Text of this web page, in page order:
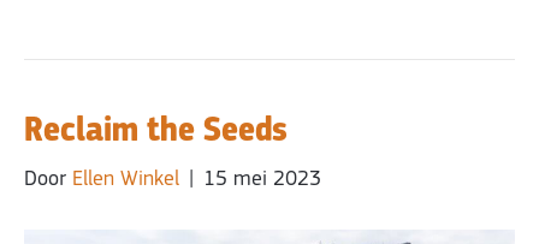
Reclaim the Seeds
Door Ellen Winkel 15 mei 2023